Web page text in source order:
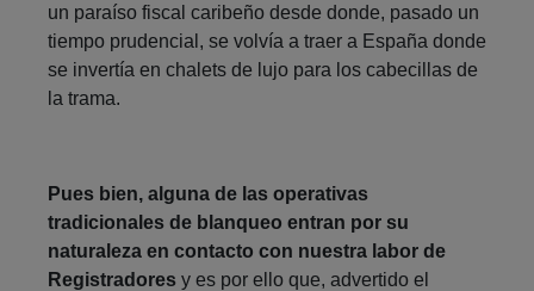
un paraíso fiscal caribeño desde donde, pasado un
tiempo prudencial, se volvía a traer a España donde
se invertía en chalets de lujo para los cabecillas de
la trama.
Pues bien, alguna de las operativas
tradicionales de blanqueo entran por su
naturaleza en contacto con nuestra labor de
Registradores y es por ello que, advertido el